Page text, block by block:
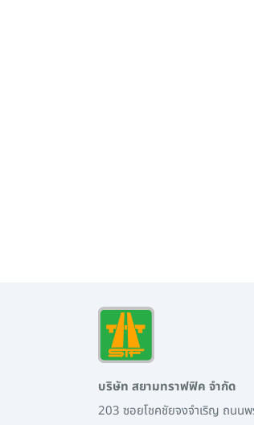
บริษัท สยามทราฟฟิค จำกัด
203 ซอยโชคชัยจงจำเริญ ถนนพ